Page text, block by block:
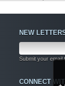
NEW
Submit your email
CONNECT